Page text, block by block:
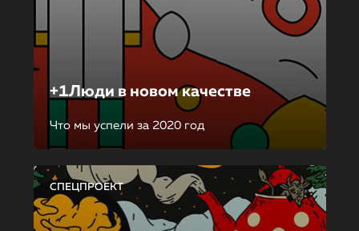
+1Люди в новом качестве
Что мы успели за 2020 год
СПЕЦПРОЕКТ